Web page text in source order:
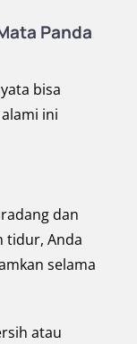
Panda
bisa
ini
dan
tidur, Anda
selama
atau